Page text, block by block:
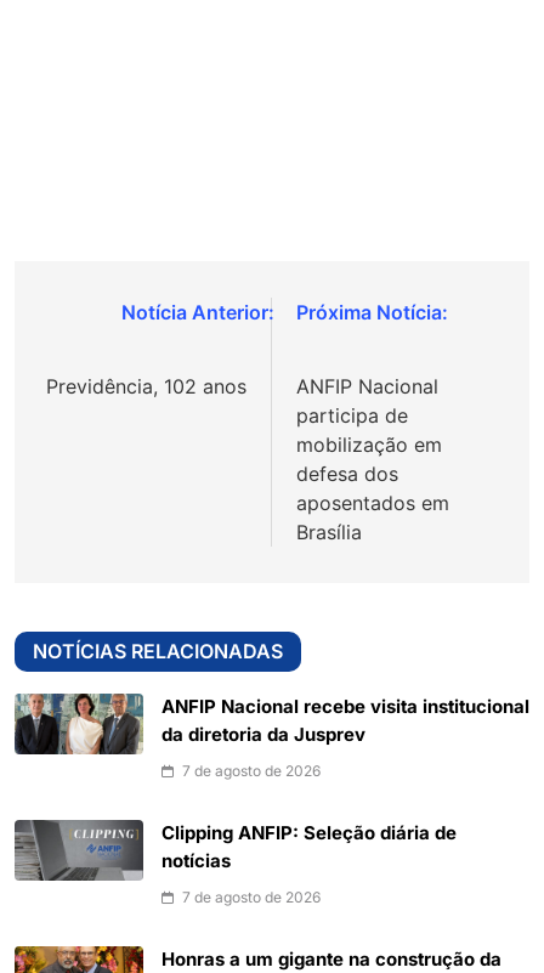
Navegação
Post
Previdência, 102 anos
ANFIP Nacional
participa de
mobilização em
defesa dos
aposentados em
Brasília
NOTÍCIAS RELACIONADAS
ANFIP Nacional recebe visita institucional
da diretoria da Jusprev
7 de agosto de 2026
Clipping ANFIP: Seleção diária de
notícias
7 de agosto de 2026
Honras a um gigante na construção da